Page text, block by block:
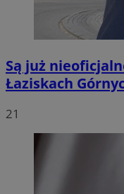
Są już
Łaziskach
21